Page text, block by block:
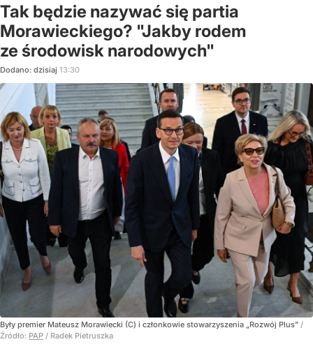
Tak będzie nazywać się partia
Morawieckiego? "Jakby rodem
ze środowisk narodowych"
Dodano: dzisiaj 13:30
Były premier Mateusz Morawiecki (C) i członkowie stowarzyszenia „Rozwój Plus” /
Źródło: PAP / Radek Pietruszka